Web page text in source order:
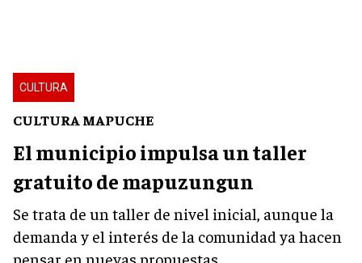
CULTURA
CULTURA MAPUCHE
El municipio impulsa un taller
gratuito de mapuzungun
Se trata de un taller de nivel inicial, aunque la
demanda y el interés de la comunidad ya hacen
pensar en nuevas propuestas.